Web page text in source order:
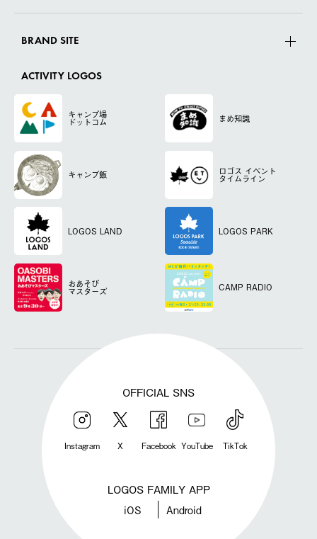
BRAND SITE
ACTIVITY LOGOS
キャンプ場
ドットコム まめ知識
キャンプ飯 ロゴス イベント
タイムライン
LOGOS LAND LOGOS PARK
おあそび
マスターズ CAMP RADIO
OFFICIAL SNS
Instagram X Facebook YouTube TikTok
LOGOS FAMILY APP
iOS Android